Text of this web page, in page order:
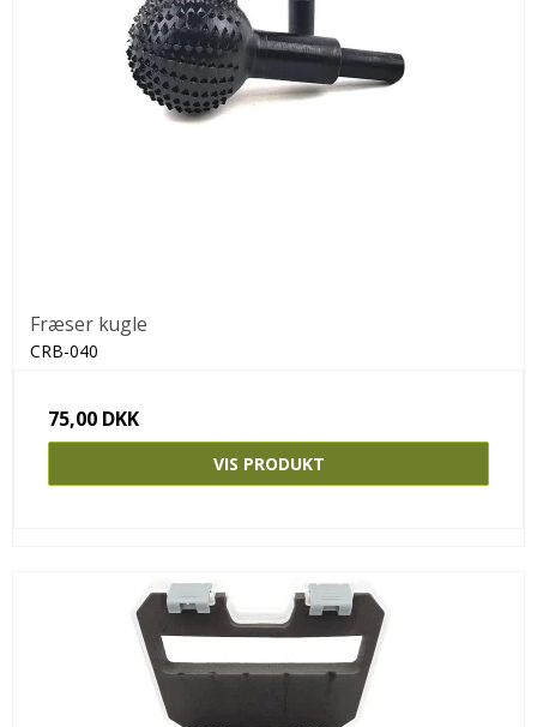
Fræser kugle
CRB-040
75,00 DKK
VIS PRODUKT